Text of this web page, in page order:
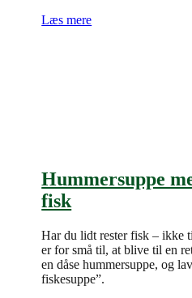
Læs mere
Hummersuppe
fisk
Har du lidt rester fisk – ikke
er for små til, at blive til en
en dåse hummersuppe, og
fiskesuppe”.